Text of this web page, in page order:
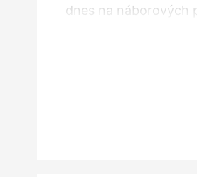
dnes na náborových